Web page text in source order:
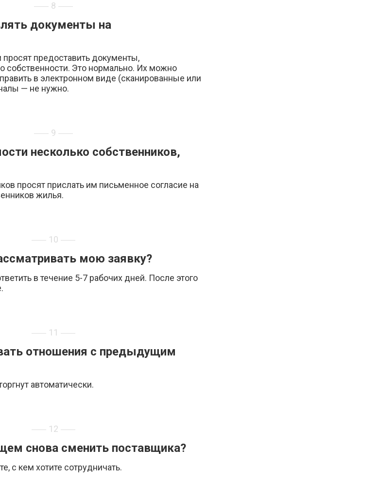
8
документы на
предоставить документы,
Это нормально. Их можно
в электронном виде (сканированные или
— не нужно.
9
несколько собственников,
просят прислать им письменное согласие на
жилья.
10
мою заявку?
в течение 5-7 рабочих дней. После этого
11
отношения с предыдущим
автоматически.
12
снова сменить поставщика?
с кем хотите сотрудничать.